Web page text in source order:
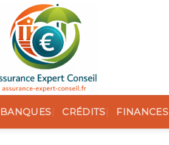
BANQUES CRÉDITS FINANCES